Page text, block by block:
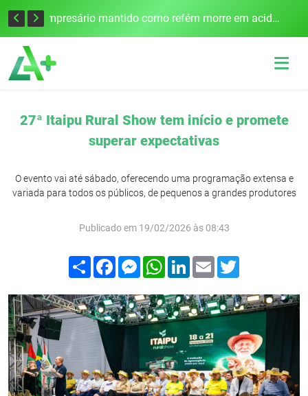
Edital para construção de ponte entre Itapiranga e Barra do Guarita deve ser lançado no segundo semestre Empresário mantido como refém morre em acidente após assalto em Cerro Largo
27ª Itaipu Rural Show tem início e promete
superar expectativas
O evento vai até sábado, oferecendo uma programação extensa e
variada para todos os públicos, de pequenos a grandes produtores
Publicado em 19/02/2026 às 08:43
Compartilhar
FacebookMessenger
WhatsApp
LinkedIn
Email